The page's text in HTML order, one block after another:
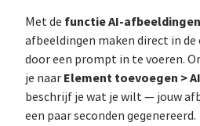
Met de functie AI-afbeeldingen
afbeeldingen maken direct in
door een prompt in te voeren.
je naar Element toevoegen >
beschrijf je wat je wilt — jouw
een paar seconden gegenereerd.